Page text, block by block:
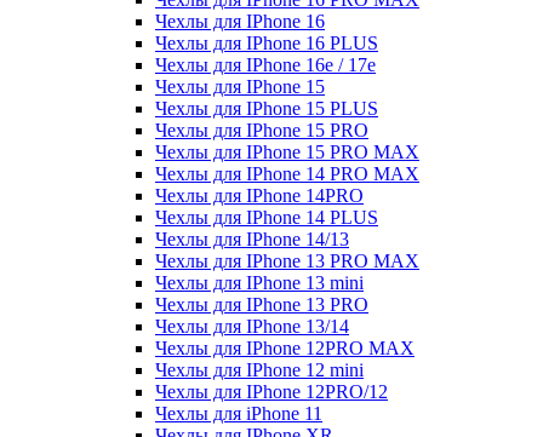
Чехлы для IPhone 16
Чехлы для IPhone 16 PLUS
Чехлы для IPhone 16e / 17e
Чехлы для IPhone 15
Чехлы для IPhone 15 PLUS
Чехлы для IPhone 15 PRO
Чехлы для IPhone 15 PRO MAX
Чехлы для IPhone 14 PRO MAX
Чехлы для IPhone 14PRO
Чехлы для IPhone 14 PLUS
Чехлы для IPhone 14/13
Чехлы для IPhone 13 PRO MAX
Чехлы для IPhone 13 mini
Чехлы для IPhone 13 PRO
Чехлы для IPhone 13/14
Чехлы для IPhone 12PRO MAX
Чехлы для IPhone 12 mini
Чехлы для IPhone 12PRO/12
Чехлы для iPhone 11